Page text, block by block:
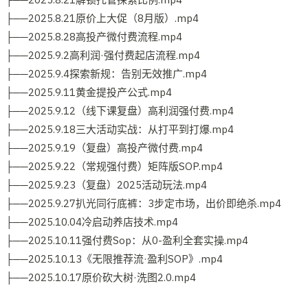
├──2025.8.21原价上大促（8月版）.mp4
├──2025.8.28高投产微付费流程.mp4
├──2025.9.2高利润·强付费起店流程.mp4
├──2025.9.4探索新规：告别无效推广.mp4
├──2025.9.11黄金提投产公式.mp4
├──2025.9.12（线下课复盘）高利润强付费.mp4
├──2025.9.18三大活动实战：从打平到打爆.mp4
├──2025.9.19（复盘）高投产微付费.mp4
├──2025.9.22（常规强付费）矩阵版SOP.mp4
├──2025.9.23（复盘）2025活动玩法.mp4
├──2025.9.27扒光同行底裤：3步定市场，出价即绝杀.mp4
├──2025.10.04冷启动养店技术.mp4
├──2025.10.11强付费Sop：从0-盈利全套实操.mp4
├──2025.10.13《无限推荐流·盈利SOP》.mp4
├──2025.10.17原价砍大树·洗图2.0.mp4